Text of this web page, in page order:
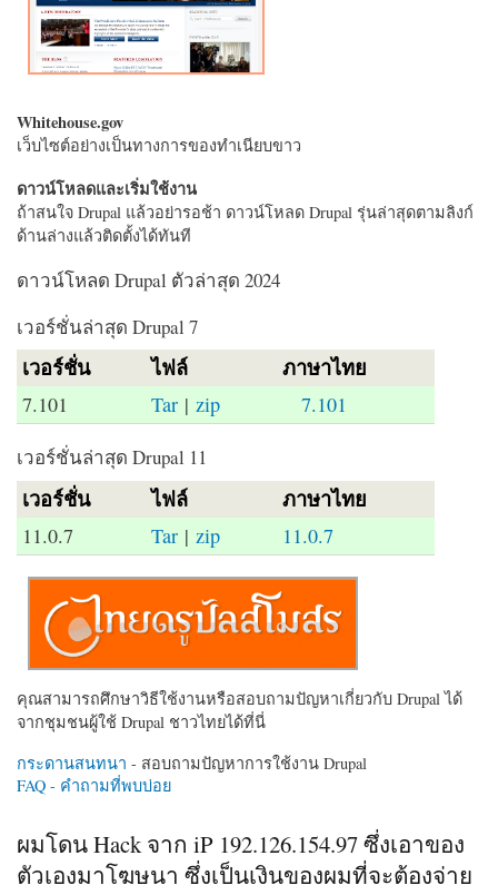
Whitehouse.gov
เว็บไซต์อย่างเป็นทางการของทำเนียบขาว
ดาวน์โหลดและเริ่มใช้งาน
ถ้าสนใจ Drupal แล้วอย่ารอช้า ดาวน์โหลด Drupal รุ่นล่าสุดตามลิงก์
ด้านล่างแล้วติดตั้งได้ทันที
ดาวน์โหลด Drupal ตัวล่าสุด 2024
เวอร์ชั่นล่าสุด Drupal 7
เวอร์ชั่น ไฟล์ ภาษาไทย
7.101 Tar |zip 7.101
เวอร์ชั่นล่าสุด Drupal 11
เวอร์ชั่น ไฟล์ ภาษาไทย
11.0.7 Tar | zip 11.0.7
คุณสามารถศึกษาวิธีใช้งานหรือสอบถามปัญหาเกี่ยวกับ Drupal ได้
จากชุมชนผู้ใช้ Drupal ชาวไทยได้ที่นี่
กระดานสนทนา - สอบถามปัญหาการใช้งาน Drupal
FAQ - คำถามที่พบบ่อย
ผมโดน Hack จาก iP 192.126.154.97 ซึ่งเอาของ
ตัวเองมาโฆษนา ซึ่งเป็นเงินของผมที่จะต้องจ่าย